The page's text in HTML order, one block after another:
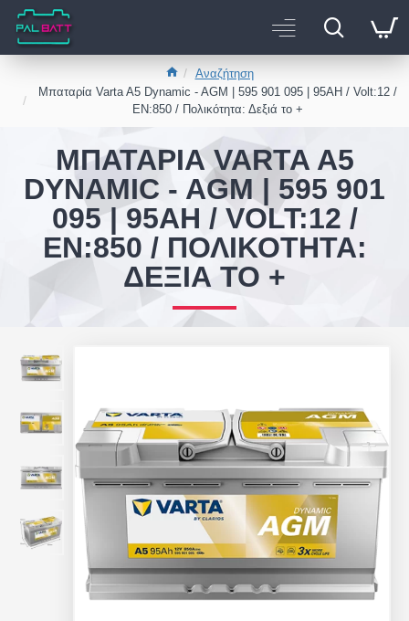
Αναζήτηση
Μπαταρία Varta A5 Dynamic - AGM | 595 901 095 | 95AH / Volt:12 /
EN:850 / Πολικότητα: Δεξιά το +
ΜΠΑΤΑΡΊΑ VARTA A5
DYNAMIC - AGM | 595 901
095 | 95AH / VOLT:12 /
EN:850 / ΠΟΛΙΚΌΤΗΤΑ:
ΔΕΞΙΆ ΤΟ +